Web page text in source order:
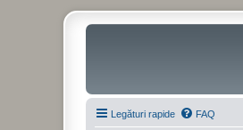
Legături rapide FAQ